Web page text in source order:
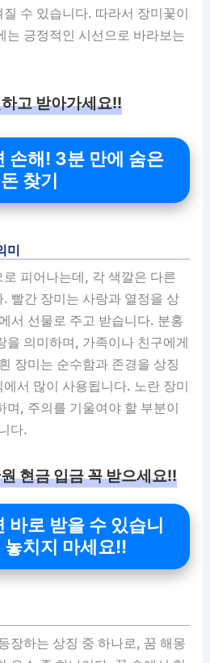
수 있습니다. 따라서 장미꽃이
는 긍정적인 시선으로 바라보는
고 받아가세요!!
손해! 3분 만에 숨은
돈 찾기
미
피어나는데, 각 색깔은 다른
빨간 장미는 사랑과 열정을 상
서 선물로 주고 받습니다. 분홍
을 의미하며, 가족이나 친구에게
장미는 순수함과 존경을 상징
서 많이 사용됩니다. 노란 장미
며, 주의를 기울여야 할 부분이
다.
현금 입금 꼭 받으세요!!
바로 받을 수 있습니
놓치지 마세요!!
장하는 상징 중 하나로, 꿈 해몽